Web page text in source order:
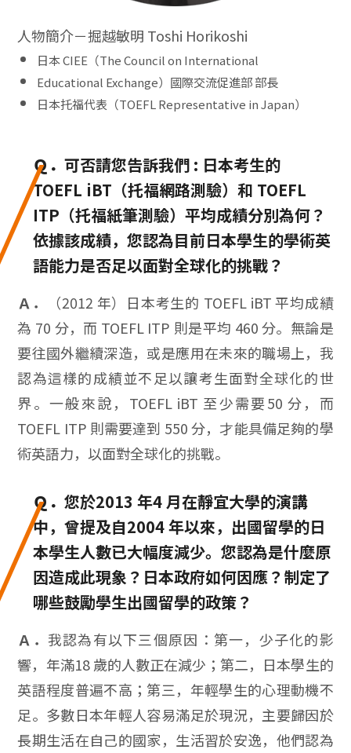
人物簡介－掘越敏明 Toshi Horikoshi
日本 CIEE（The Council on International
Educational Exchange）國際交流促進部 部長
日本托福代表（TOEFL Representative in Japan）
Ｑ．可否請您告訴我們 : 日本考生的
TOEFL iBT（托福網路測驗）和 TOEFL
ITP（托福紙筆測驗）平均成績分別為何？
依據該成績，您認為目前日本學生的學術英
語能力是否足以面對全球化的挑戰？
Ａ．
（2012 年）日本考生的 TOEFL iBT 平均成績
為 70 分，而 TOEFL ITP 則是平均 460 分。無論是
要往國外繼續深造，或是應用在未來的職場上，我
認為這樣的成績並不足以讓考生面對全球化的世
界。一般來說，TOEFL iBT 至少需要50 分，而
TOEFL ITP 則需要達到 550 分，才能具備足夠的學
術英語力，以面對全球化的挑戰。
Ｑ．您於2013 年4 月在靜宜大學的演講
中，曾提及自2004 年以來，出國留學的日
本學生人數已大幅度減少。您認為是什麼原
因造成此現象？日本政府如何因應？制定了
哪些鼓勵學生出國留學的政策？
Ａ． 我認為有以下三個原因：第一，少子化的影
響，年滿18 歲的人數正在減少；第二，日本學生的
英語程度普遍不高；第三，年輕學生的心理動機不
足。多數日本年輕人容易滿足於現況，主要歸因於
長期生活在自己的國家，生活習於安逸，他們認為